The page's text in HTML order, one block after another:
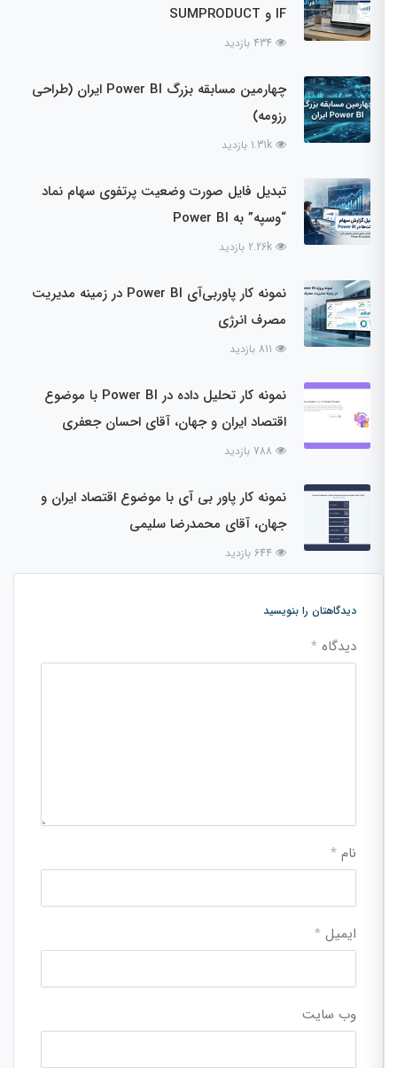
434 بازدید
چهارمین مسابقه بزرگ Power BI ایران (طراحی
رزومه)
1.31k بازدید
تبدیل فایل صورت وضعیت پرتفوی سهام نماد
“وسپه” به Power BI
2.26k بازدید
نمونه کار پاوربی‌آی Power BI در زمینه مدیریت
مصرف انرژی
811 بازدید
نمونه کار تحلیل داده در Power BI با موضوع
اقتصاد ایران و جهان، آقای احسان جعفری
788 بازدید
نمونه کار پاور بی آی با موضوع اقتصاد ایران و
جهان، آقای محمدرضا سلیمی
644 بازدید
دیدگاهتان را بنویسید
دیدگاه*
نام*
ایمیل*
وب‌ سایت